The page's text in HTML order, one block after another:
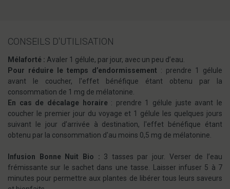
CONSEILS D'UTILISATION
Mélaforté : Avaler 1 gélule, par jour, avec un peu d’eau.
Pour réduire le temps d’endormissement : prendre 1 gélule
avant le coucher, l'effet bénéfique étant obtenu par la
consommation de 1 mg de mélatonine.
En cas de décalage horaire: prendre 1 gélule juste avant le
coucher le premier jour du voyage et 1 gélule les quelques jours
suivant le jour d’arrivée à destination, l'effet bénéfique étant
obtenu par la consommation d'au moins 0,5 mg de mélatonine.
Infusion Bonne Nuit Bio : 3 tasses par jour. Verser de l’eau
frémissante sur le sachet dans une tasse. Laisser infuser 5 à 7
minutes pour permettre aux plantes de libérer tous leurs saveurs